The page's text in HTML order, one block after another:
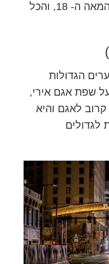
ושלטים בכלל, חלקם אפילו מהמאה ה- 18, והכל
הגדולות
על שפת אגם אירי,
לאגם והיא
לגדולים